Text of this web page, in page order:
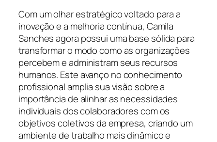
Com um olhar estratégico voltado para a
inovação e a melhoria contínua, Camila
Sanches agora possui uma base sólida para
transformar o modo como as organizações
percebem e administram seus recursos
humanos. Este avanço no conhecimento
profissional amplia sua visão sobre a
importância de alinhar as necessidades
individuais dos colaboradores com os
objetivos coletivos da empresa, criando um
ambiente de trabalho mais dinâmico e